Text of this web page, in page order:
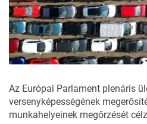
Az Európai Parlament plenáris
versenyképességének
munkahelyeinek megőrzését